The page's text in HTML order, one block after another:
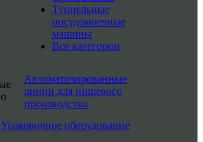
Туннельные
посудомоечные
машины
Все категории
Автоматизированные
линии для пищевого
производства
Упаковочное оборудование